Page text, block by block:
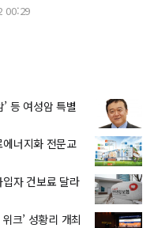
00:29
등 여성암 특별
너지화 전문교
자 건보료 달라
크’ 성황리 개최